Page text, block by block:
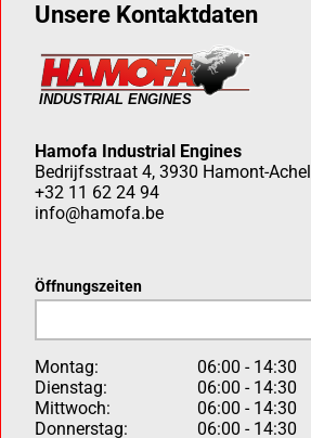
Unsere Kontaktdaten
Hamofa Industrial Engines
Bedrijfsstraat 4, 3930 Hamont-Achel
+32 11 62 24 94
info@hamofa.be
Öffnungszeiten
Montag:
06:00 - 14:30
Dienstag:
06:00 - 14:30
Mittwoch:
06:00 - 14:30
Donnerstag:
06:00 - 14:30